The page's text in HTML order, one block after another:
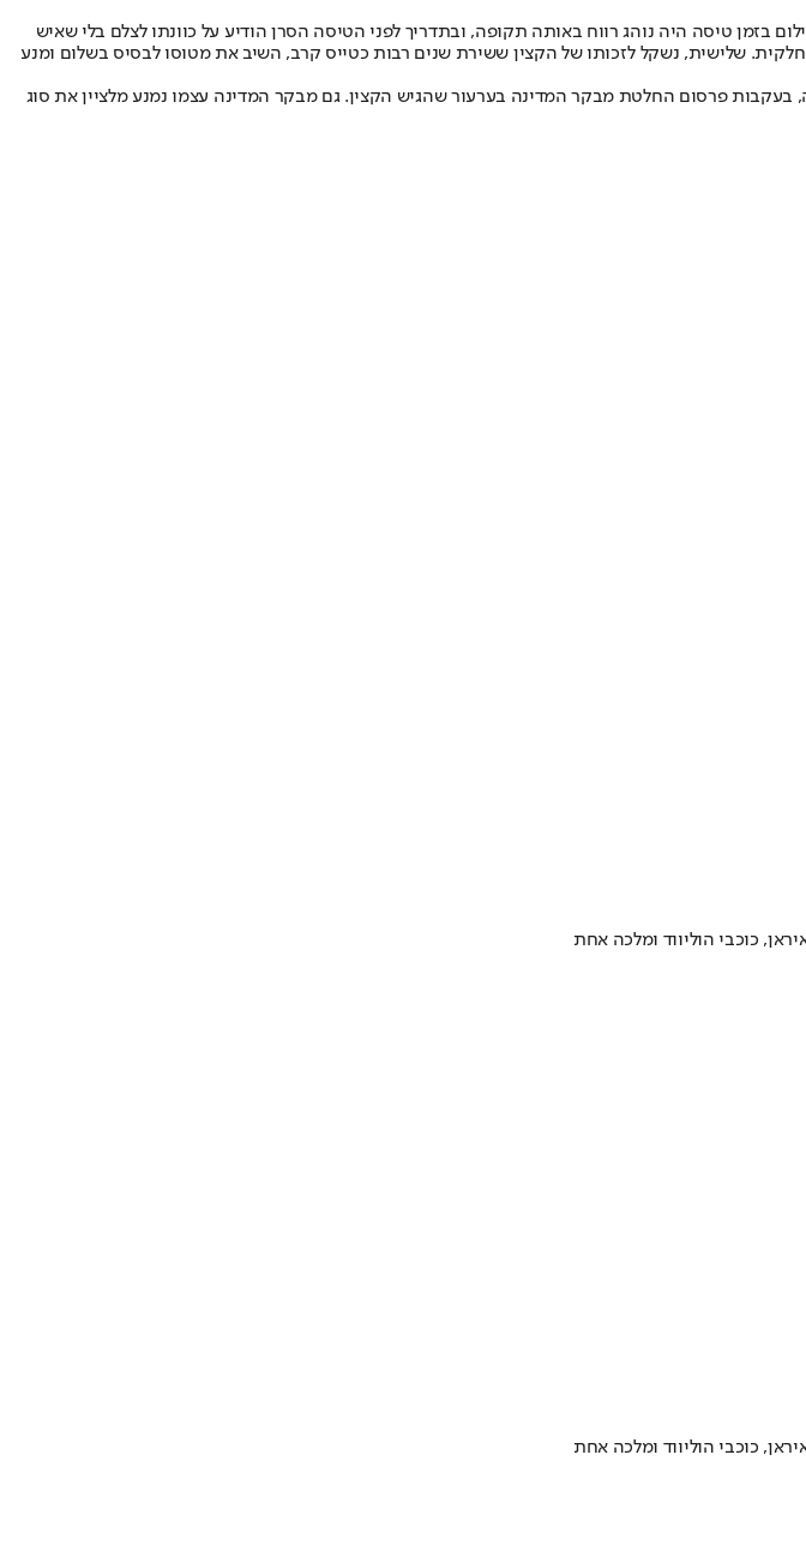
טיסה היה נוהג רווח באותה תקופה, ובתדריך לפני הטיסה הסרן הודיע על כוונתו לצלם בלי שאיש
חלקית. שלישית, נשקל לזכותו של הקצין ששירת שנים רבות כטייס קרב, השיב את מטוסו לבסיס בשלום ומנע
פרסום החלטת מבקר המדינה בערעור שהגיש הקצין. גם מבקר המדינה עצמו נמנע מלציין את סוג
כוכבי הוליווד ומלכה אחת
כוכבי הוליווד ומלכה אחת